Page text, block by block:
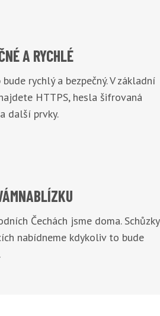
A RYCHLÉ
bude rychlý a bezpečný. V základní
HTTPS, hesla šifrovaná
další prvky.
NABLÍZKU
Čechách jsme doma. Schůzky
nabídneme kdykoliv to bude